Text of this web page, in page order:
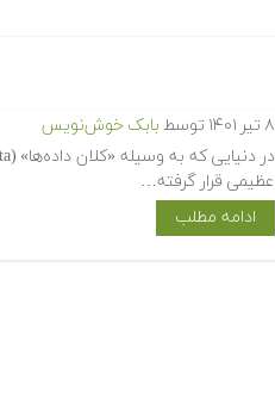
۸ تیر ۱۴۰۱ توسط بابک خوش‌نویس
عظیمی قرار گرفته…
ادامه مطلب